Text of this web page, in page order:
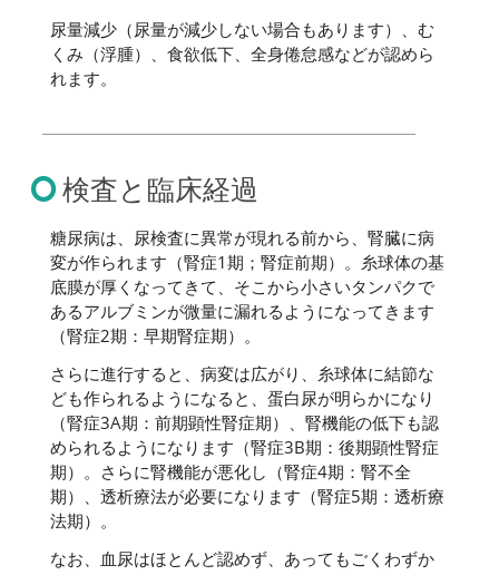
尿量減少（尿量が減少しない場合もあります）、む
くみ（浮腫）、食欲低下、全身倦怠感などが認めら
れます。
検査と臨床経過
糖尿病は、尿検査に異常が現れる前から、腎臓に病
変が作られます（腎症1期；腎症前期）。糸球体の基
底膜が厚くなってきて、そこから小さいタンパクで
あるアルブミンが微量に漏れるようになってきます
（腎症2期：早期腎症期）。
さらに進行すると、病変は広がり、糸球体に結節な
ども作られるようになると、蛋白尿が明らかになり
（腎症3A期：前期顕性腎症期）、腎機能の低下も認
められるようになります（腎症3B期：後期顕性腎症
期）。さらに腎機能が悪化し（腎症4期：腎不全
期）、透析療法が必要になります（腎症5期：透析療
法期）。
なお、血尿はほとんど認めず、あってもごくわずか